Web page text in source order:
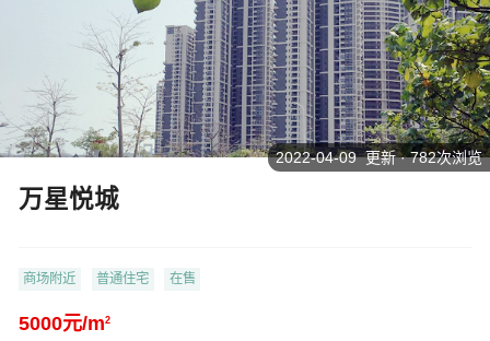
万星悦城
商场附近 普通住宅 在售
5000元/m2
2022-04-09 更新 · 782次浏览